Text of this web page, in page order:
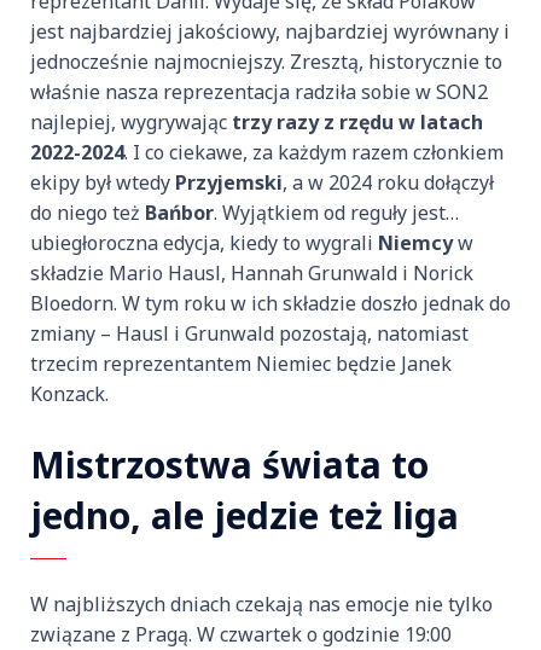
jest najbardziej jakościowy, najbardziej wyrównany i
jednocześnie najmocniejszy. Zresztą, historycznie to
właśnie nasza reprezentacja radziła sobie w SON2
najlepiej, wygrywając trzy razy z rzędu w latach
2022-2024. I co ciekawe, za każdym razem członkiem
ekipy był wtedy Przyjemski, a w 2024 roku dołączył
do niego też Bańbor. Wyjątkiem od reguły jest…
ubiegłoroczna edycja, kiedy to wygrali Niemcyw
składzie Mario Hausl, Hannah Grunwald i Norick
Bloedorn. W tym roku w ich składzie doszło jednak do
zmiany – Hausl i Grunwald pozostają, natomiast
trzecim reprezentantem Niemiec będzie Janek
Konzack.
Mistrzostwa świata to
jedno, ale jedzie też liga
W najbliższych dniach czekają nas emocje nie tylko
związane z Pragą. W czwartek o godzinie 19:00